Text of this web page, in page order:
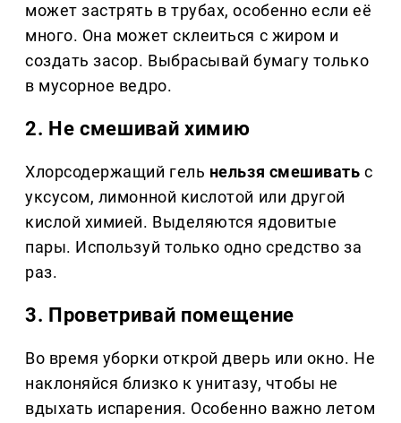
может застрять в трубах, особенно если её
много. Она может склеиться с жиром и
создать засор. Выбрасывай бумагу только
в мусорное ведро.
2. Не смешивай химию
Хлорсодержащий гель нельзя смешивать с
уксусом, лимонной кислотой или другой
кислой химией. Выделяются ядовитые
пары. Используй только одно средство за
раз.
3. Проветривай помещение
Во время уборки открой дверь или окно. Не
наклоняйся близко к унитазу, чтобы не
вдыхать испарения. Особенно важно летом